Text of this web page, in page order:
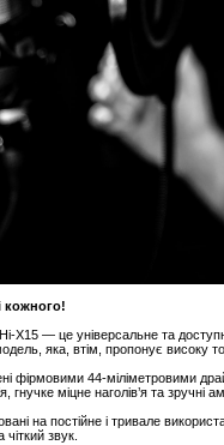
кожного!
X15 — це універсальне та
яка, втім, пропонує високу
фірмовими 44-міліметровими
гнучке міцне наголів’я та
на постійне і тривале
звук.